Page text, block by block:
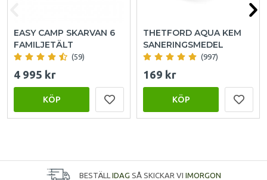
EASY CAMP SKARVAN 6
FAMILJETÄLT
(59)
4 995 kr
KÖP
THETFORD AQUA KEM
SANERINGSMEDEL
(997)
169 kr
KÖP
BESTÄLL IDAG SÅ SKICKAR VI IMORGON